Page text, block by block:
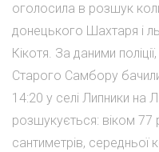
оголосила в розшук
донецького Шахтаря і
Кікотя. За даними
Старого Самбору
14:20 у селі Липники на
розшукується: віком 77
сантиметрів, середньої